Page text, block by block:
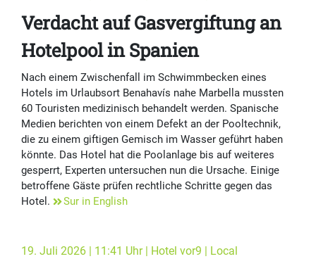
Verdacht auf Gasvergiftung an
Hotelpool in Spanien
Nach einem Zwischenfall im Schwimmbecken eines
Hotels im Urlaubsort Benahavís nahe Marbella mussten
60 Touristen medizinisch behandelt werden. Spanische
Medien berichten von einem Defekt an der Pooltechnik,
die zu einem giftigen Gemisch im Wasser geführt haben
könnte. Das Hotel hat die Poolanlage bis auf weiteres
gesperrt, Experten untersuchen nun die Ursache. Einige
betroffene Gäste prüfen rechtliche Schritte gegen das
Hotel.
Sur in English
19. Juli 2026 | 11:41 Uhr | Hotel vor9 | Local